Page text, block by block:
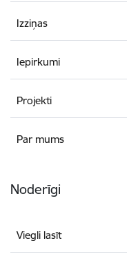
Izziņas
Iepirkumi
Projekti
Par mums
Noderīgi
Viegli lasīt